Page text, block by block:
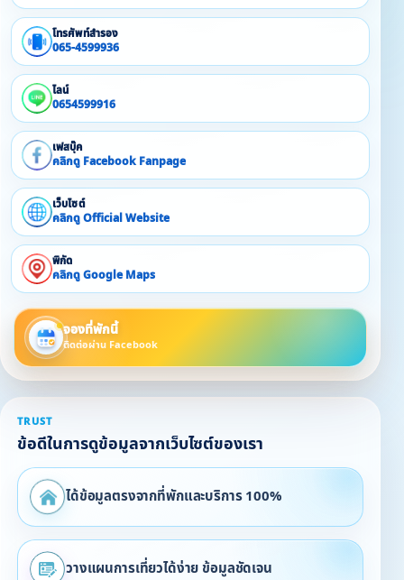
โทรศัพท์สำรอง
065-4599936
ไลน์
0654599916
เฟสบุ๊ค
คลิกดู Facebook Fanpage
เว็บไซต์
คลิกดู Official Website
พิกัด
คลิกดู Google Maps
จองที่พักนี้
ติดต่อผ่าน Facebook
TRUST
ข้อดีในการดูข้อมูลจากเว็บไซต์ของเรา
ได้ข้อมูลตรงจากที่พักและบริการ 100%
วางแผนการเที่ยวได้ง่าย ข้อมูลชัดเจน